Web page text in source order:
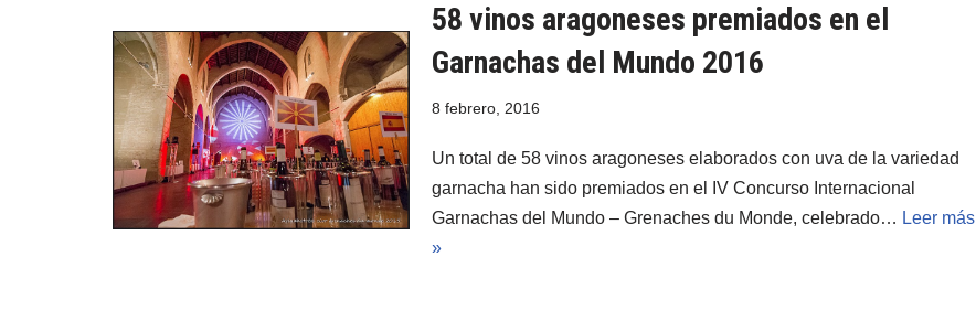
58 vinos aragoneses premiados en el
Garnachas del Mundo 2016
8 febrero, 2016
Un total de 58 vinos aragoneses elaborados con uva de la variedad
garnacha han sido premiados en el IV Concurso Internacional
Garnachas del Mundo – Grenaches du Monde, celebrado… Leer más
»